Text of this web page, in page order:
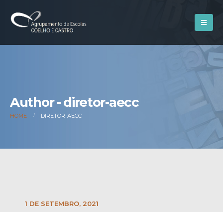
Author - diretor-aecc
HOME DIRETOR-AECC
1 DE SETEMBRO, 2021